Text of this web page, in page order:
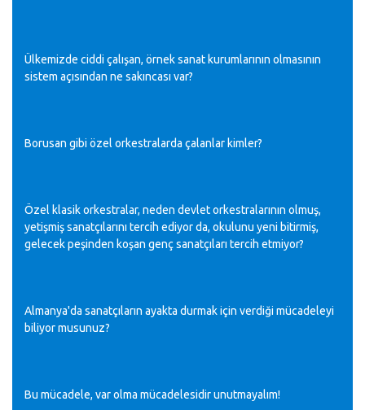
Ülkemizde ciddi çalışan, örnek sanat kurumlarının olmasının
sistem açısından ne sakıncası var?
Borusan gibi özel orkestralarda çalanlar kimler?
Özel klasik orkestralar, neden devlet orkestralarının olmuş,
yetişmiş sanatçılarını tercih ediyor da, okulunu yeni bitirmiş,
gelecek peşinden koşan genç sanatçıları tercih etmiyor?
Almanya'da sanatçıların ayakta durmak için verdiği mücadeleyi
biliyor musunuz?
Bu mücadele, var olma mücadelesidir unutmayalım!